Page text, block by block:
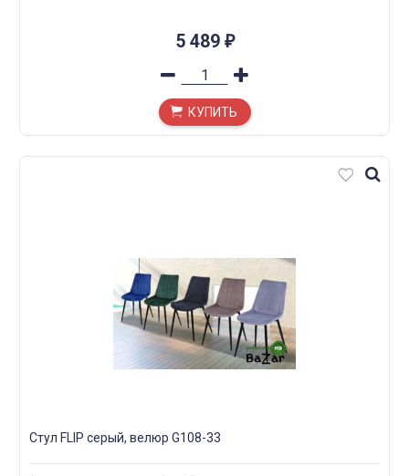
5 489 ₽
КУПИТЬ
Стул FLIP серый, велюр G108-33